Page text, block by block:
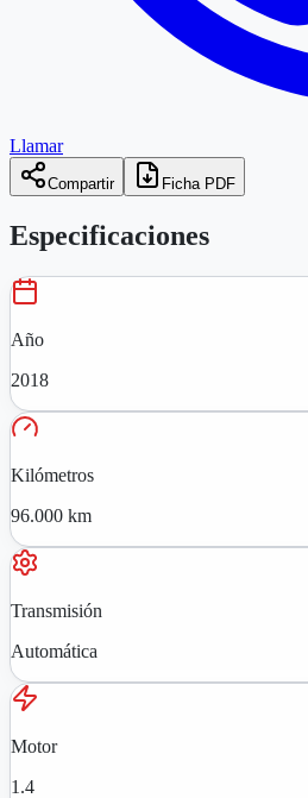
Llamar
Compartir Ficha PDF
Especificaciones
Año
2018
Kilómetros
96.000 km
Transmisión
Automática
Motor
1.4